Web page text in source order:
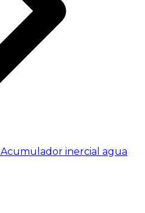
Acumulador inercial agua